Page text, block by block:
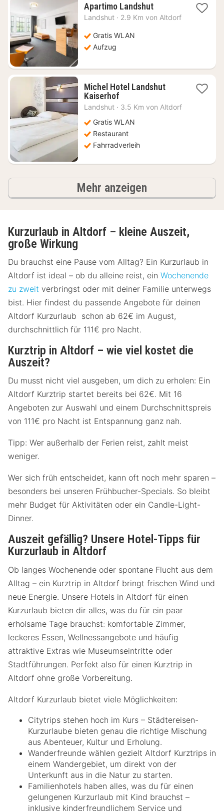
Apartimo Landshut1
Nacht
Landshut · 2.9 Km von Altdorf
Gratis WLAN
Aufzug
Michel Hotel Landshut
Kaiserhof1
Nacht
74,48
€
Landshut · 3.5 Km von Altdorf
Gratis WLAN
Restaurant
Fahrradverleih
Mehr anzeigen
Kurzurlaub in Altdorf – kleine Auszeit,
große Wirkung
Du brauchst eine Pause vom Alltag? Ein Kurzurlaub in
Altdorf ist ideal – ob du alleine reist, ein Wochenende
zu zweit verbringst oder mit deiner Familie unterwegs
bist. Hier findest du passende Angebote für deinen
Altdorf Kurzurlaub schon ab 62€ im August,
durchschnittlich für 111€ pro Nacht.
Kurztrip in Altdorf – wie viel kostet die
Auszeit?
Du musst nicht viel ausgeben, um dich zu erholen: Ein
Altdorf Kurztrip startet bereits bei 62€. Mit 16
Angeboten zur Auswahl und einem Durchschnittspreis
von 111€ pro Nacht ist Entspannung ganz nah.
Tipp: Wer außerhalb der Ferien reist, zahlt meist
weniger.
Wer sich früh entscheidet, kann oft noch mehr sparen –
besonders bei unseren Frühbucher-Specials. So bleibt
mehr Budget für Aktivitäten oder ein Candle-Light-
Dinner.
Auszeit gefällig? Unsere Hotel-Tipps für
Kurzurlaub in Altdorf
Ob langes Wochenende oder spontane Flucht aus dem
Alltag – ein Kurztrip in Altdorf bringt frischen Wind und
neue Energie. Unsere Hotels in Altdorf für einen
Kurzurlaub bieten dir alles, was du für ein paar
erholsame Tage brauchst: komfortable Zimmer,
leckeres Essen, Wellnessangebote und häufig
attraktive Extras wie Museumseintritte oder
Stadtführungen. Perfekt also für einen Kurztrip in
Altdorf ohne große Vorbereitung.
Altdorf Kurzurlaub bietet viele Möglichkeiten:
Citytrips stehen hoch im Kurs – Städtereisen-
Kurzurlaube bieten genau die richtige Mischung
aus Abenteuer, Kultur und Erholung.
Wanderfreunde wählen gezielt Altdorf Kurztrips in
einem Wandergebiet, um direkt von der
Unterkunft aus in die Natur zu starten.
Familienhotels haben alles, was du für einen
gelungenen Kurzurlaub mit Kind brauchst –
inklusive kinderfreundlichem Service und